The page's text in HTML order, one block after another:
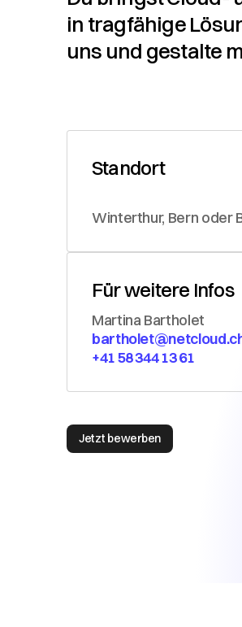
in tragfähige
uns und gestalte
Standort
Winterthur, Bern oder
Für weitere Infos
Martina Bartholet
+41 58 344 13 61
Jetzt bewerben